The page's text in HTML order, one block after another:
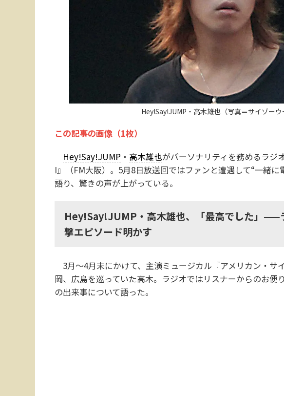
Hey!Say!JUMP・高木雄也（写真＝サイゾーウ
この記事の画像（1枚）
Hey!Say!JUMP ・ 高木雄也がパーソナリティを務めるラジ
I』（FM大阪）。5月8日放送回ではファンと遭遇して“一緒
語り、驚きの声が上がっている。
Hey!Say!JUMP・高木雄也、「最高でした」——
撃エピソード明かす
3月～4月末にかけて、主演ミュージカル『アメリカン・サ
岡、広島を巡っていた高木。ラジオではリスナーからのお便
の出来事について語った。